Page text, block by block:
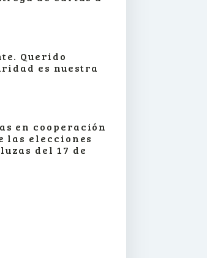
Querido
es nuestra
en cooperación
las elecciones
del 17 de